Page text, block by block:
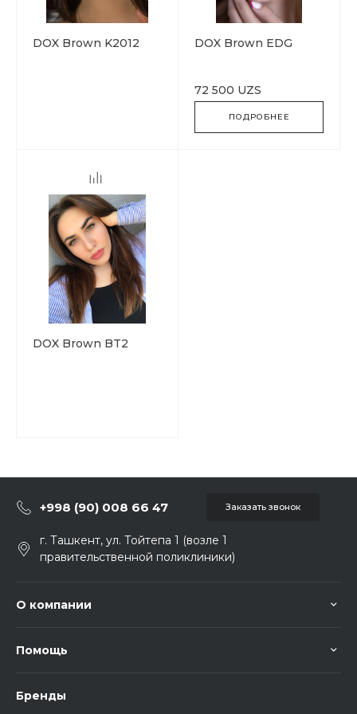
DOX Brown K2012 DOX Brown EDG
72 500 UZS
ПОДРОБНЕЕ
DOX Brown BT2
+998 (90) 008 66 47 Заказать звонок
г. Ташкент, ул. Тойтепа 1 (возле 1
правительственной поликлиники)
О компании
Помощь
Бренды